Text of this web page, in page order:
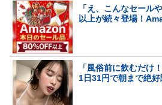
「え、こんなセール
以上が続々登場！
「風俗前に飲むだけ
1日31円で朝まで絶好